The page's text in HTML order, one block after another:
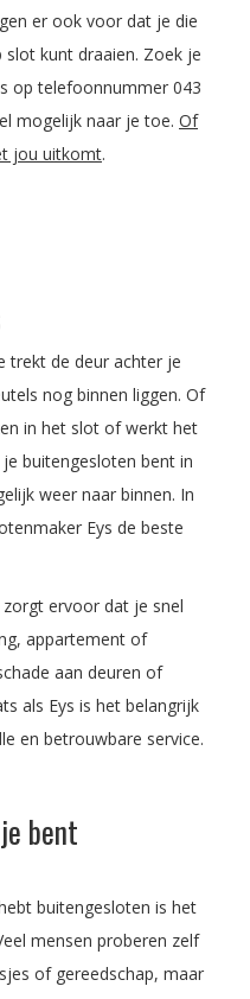
er ook voor dat je die
kunt draaien. Zoek je
op telefoonnummer 043
mogelijk naar je toe. Of
jou uitkomt.
trekt de deur achter je
nog binnen liggen. Of
in het slot of werkt het
buitengesloten bent in
weer naar binnen. In
Eys de beste
ervoor dat je snel
appartement of
aan deuren of
als Eys is het belangrijk
en betrouwbare service.
bent
buitengesloten is het
mensen proberen zelf
of gereedschap, maar